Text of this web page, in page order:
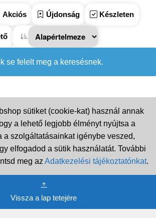
Akciós Újdonság Készleten
se felelt meg a keresésnek.
sütiket (cookie-kat) használ annak
a lehető legjobb élményt nyújtsa a
a szolgáltatásainkat igénybe veszed,
elfogadod a sütik használatát. További
meg az Adatkezelési tájékoztatónkat.
Vissza a lap tetejére